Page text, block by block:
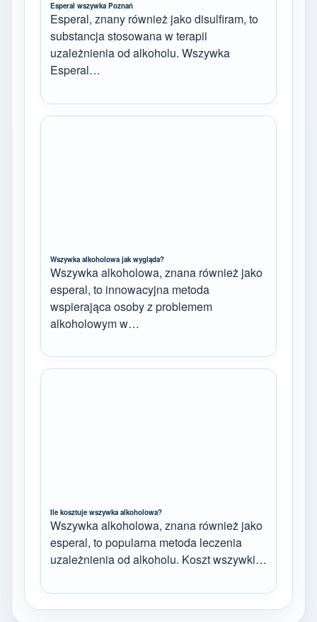
Esperal wszywka Poznań
Esperal, znany również jako disulfiram, to
substancja stosowana w terapii
uzależnienia od alkoholu. Wszywka
Esperal…
Wszywka alkoholowa jak wygląda?
Wszywka alkoholowa, znana również jako
esperal, to innowacyjna metoda
wspierająca osoby z problemem
alkoholowym w…
Ile kosztuje wszywka alkoholowa?
Wszywka alkoholowa, znana również jako
esperal, to popularna metoda leczenia
uzależnienia od alkoholu. Koszt wszywki…